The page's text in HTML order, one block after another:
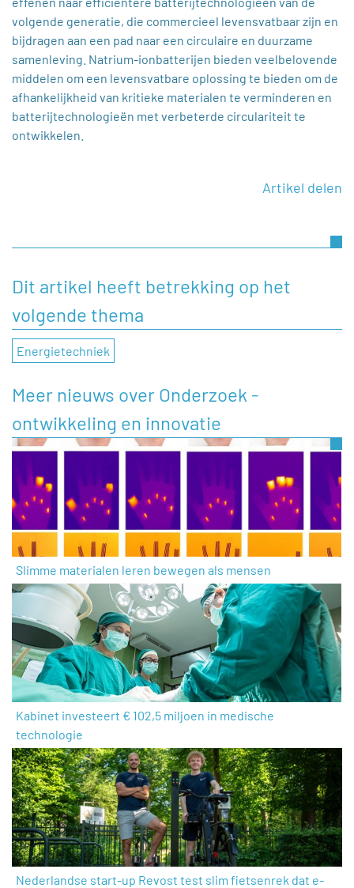
volgende generatie, die commercieel levensvatbaar zijn en
bijdragen aan een pad naar een circulaire en duurzame
samenleving. Natrium-ionbatterijen bieden veelbelovende
middelen om een levensvatbare oplossing te bieden om de
afhankelijkheid van kritieke materialen te verminderen en
batterijtechnologieën met verbeterde circulariteit te
ontwikkelen.
Artikel delen
Dit artikel heeft betrekking op het
volgende thema
Energietechniek
Meer nieuws over Onderzoek -
ontwikkeling en innovatie
Slimme materialen leren bewegen als mensen
Kabinet investeert € 102,5 miljoen in medische
technologie
Nederlandse start-up Revost test slim fietsenrek dat e-